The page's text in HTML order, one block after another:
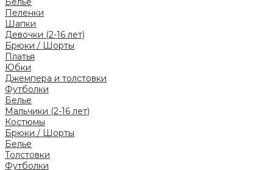
Пеленки
Шапки
Девочки (2-16 лет)
Брюки / Шорты
Платья
Юбки
Джемпера и толстовки
Футболки
Белье
Мальчики (2-16 лет)
Костюмы
Брюки / Шорты
Белье
Толстовки
Футболки